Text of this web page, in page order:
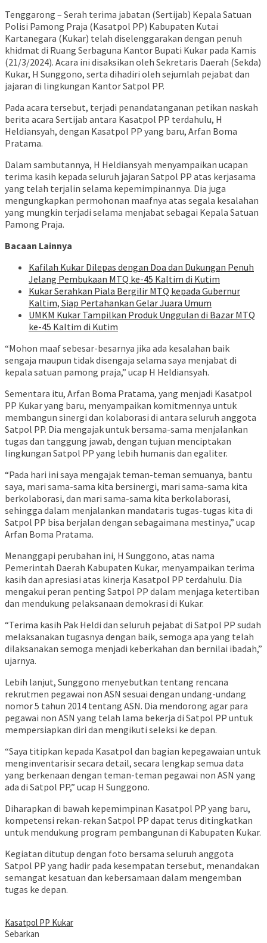
Tenggarong – Serah terima jabatan (Sertijab) Kepala Satuan
Polisi Pamong Praja (Kasatpol PP) Kabupaten Kutai
Kartanegara (Kukar) telah diselenggarakan dengan penuh
khidmat di Ruang Serbaguna Kantor Bupati Kukar pada Kamis
(21/3/2024). Acara ini disaksikan oleh Sekretaris Daerah (Sekda)
Kukar, H Sunggono, serta dihadiri oleh sejumlah pejabat dan
jajaran di lingkungan Kantor Satpol PP.
Pada acara tersebut, terjadi penandatanganan petikan naskah
berita acara Sertijab antara Kasatpol PP terdahulu, H
Heldiansyah, dengan Kasatpol PP yang baru, Arfan Boma
Pratama.
Dalam sambutannya, H Heldiansyah menyampaikan ucapan
terima kasih kepada seluruh jajaran Satpol PP atas kerjasama
yang telah terjalin selama kepemimpinannya. Dia juga
mengungkapkan permohonan maafnya atas segala kesalahan
yang mungkin terjadi selama menjabat sebagai Kepala Satuan
Pamong Praja.
Bacaan Lainnya
Kafilah Kukar Dilepas dengan Doa dan Dukungan Penuh
Jelang Pembukaan MTQ ke-45 Kaltim di Kutim
Kukar Serahkan Piala Bergilir MTQ kepada Gubernur
Kaltim, Siap Pertahankan Gelar Juara Umum
UMKM Kukar Tampilkan Produk Unggulan di Bazar MTQ
ke-45 Kaltim di Kutim
“Mohon maaf sebesar-besarnya jika ada kesalahan baik
sengaja maupun tidak disengaja selama saya menjabat di
kepala satuan pamong praja,” ucap H Heldiansyah.
Sementara itu, Arfan Boma Pratama, yang menjadi Kasatpol
PP Kukar yang baru, menyampaikan komitmennya untuk
membangun sinergi dan kolaborasi di antara seluruh anggota
Satpol PP. Dia mengajak untuk bersama-sama menjalankan
tugas dan tanggung jawab, dengan tujuan menciptakan
lingkungan Satpol PP yang lebih humanis dan egaliter.
“Pada hari ini saya mengajak teman-teman semuanya, bantu
saya, mari sama-sama kita bersinergi, mari sama-sama kita
berkolaborasi, dan mari sama-sama kita berkolaborasi,
sehingga dalam menjalankan mandataris tugas-tugas kita di
Satpol PP bisa berjalan dengan sebagaimana mestinya,” ucap
Arfan Boma Pratama.
Menanggapi perubahan ini, H Sunggono, atas nama
Pemerintah Daerah Kabupaten Kukar, menyampaikan terima
kasih dan apresiasi atas kinerja Kasatpol PP terdahulu. Dia
mengakui peran penting Satpol PP dalam menjaga ketertiban
dan mendukung pelaksanaan demokrasi di Kukar.
“Terima kasih Pak Heldi dan seluruh pejabat di Satpol PP sudah
melaksanakan tugasnya dengan baik, semoga apa yang telah
dilaksanakan semoga menjadi keberkahan dan bernilai ibadah,”
ujarnya.
Lebih lanjut, Sunggono menyebutkan tentang rencana
rekrutmen pegawai non ASN sesuai dengan undang-undang
nomor 5 tahun 2014 tentang ASN. Dia mendorong agar para
pegawai non ASN yang telah lama bekerja di Satpol PP untuk
mempersiapkan diri dan mengikuti seleksi ke depan.
“Saya titipkan kepada Kasatpol dan bagian kepegawaian untuk
menginventarisir secara detail, secara lengkap semua data
yang berkenaan dengan teman-teman pegawai non ASN yang
ada di Satpol PP,” ucap H Sunggono.
Diharapkan di bawah kepemimpinan Kasatpol PP yang baru,
kompetensi rekan-rekan Satpol PP dapat terus ditingkatkan
untuk mendukung program pembangunan di Kabupaten Kukar.
Kegiatan ditutup dengan foto bersama seluruh anggota
Satpol PP yang hadir pada kesempatan tersebut, menandakan
semangat kesatuan dan kebersamaan dalam mengemban
tugas ke depan.
Kasatpol PP Kukar
Sebarkan